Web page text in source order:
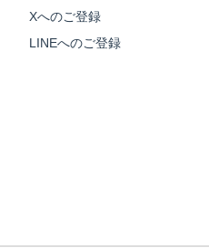
Xへのご登録
LINEへのご登録